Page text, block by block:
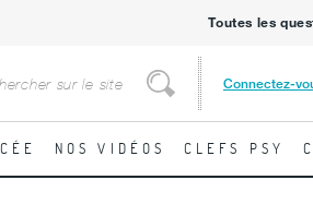
Toutes les
Rechercher
Connectez-
NOS VIDÉOS CLEFS PSY